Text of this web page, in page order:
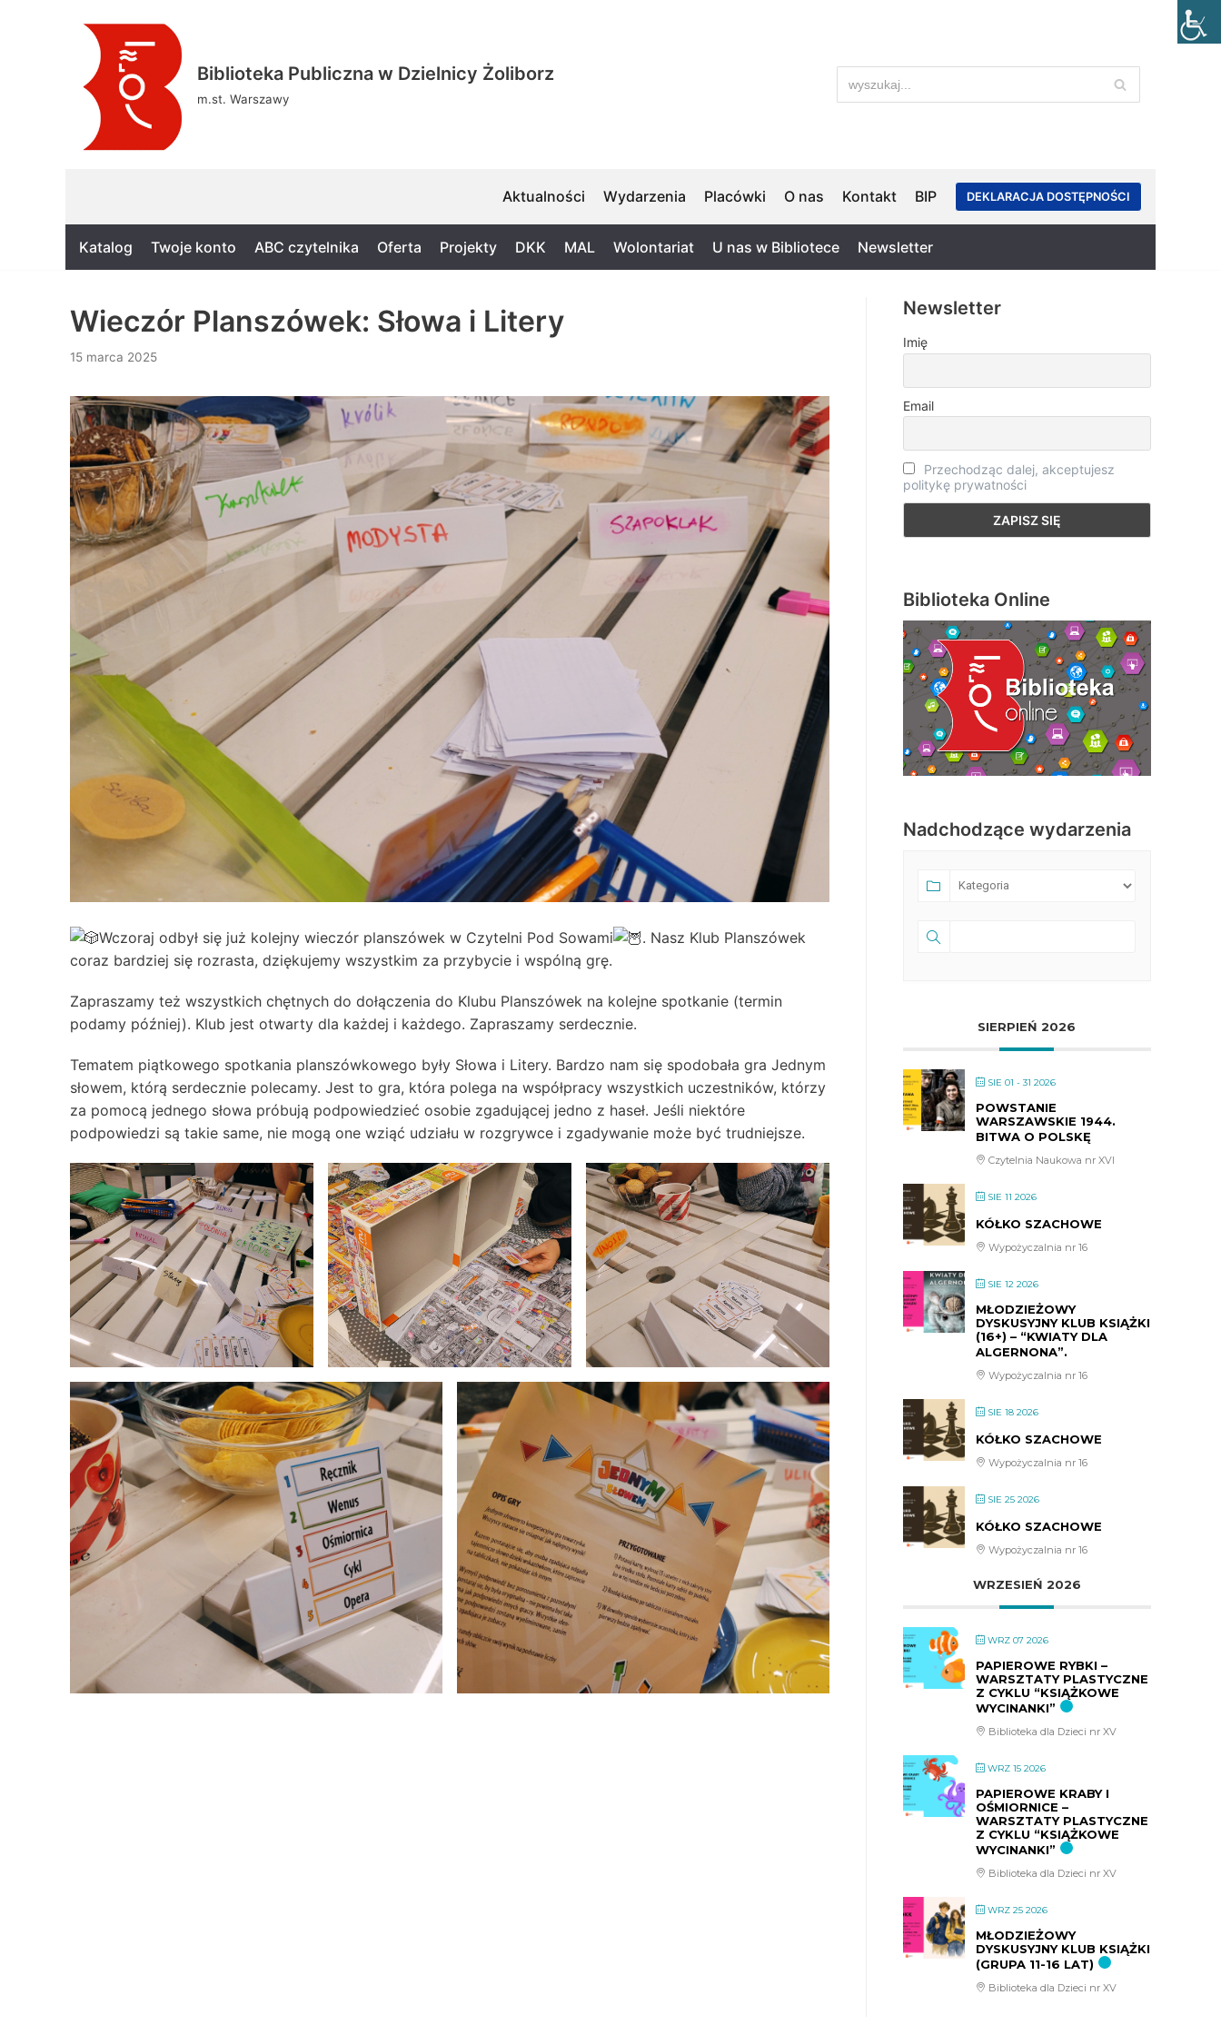
Biblioteka Publiczna w Dzielnicy Żoliborz
m.st. Warszawy
Aktualności Wydarzenia Placówki O nas Kontakt BIP DEKLARACJA DOSTĘPNOŚCI
Katalog Twoje konto ABC czytelnika Oferta Projekty DKK MAL Wolontariat U nas w Bibliotece Newsletter
Wieczór Planszówek: Słowa i Litery
15 marca 2025
Wczoraj odbył się już kolejny wieczór planszówek w Czytelni Pod Sowami
. Nasz Klub Planszówek
coraz bardziej się rozrasta, dziękujemy wszystkim za przybycie i wspólną grę.
Zapraszamy też wszystkich chętnych do dołączenia do Klubu Planszówek na kolejne spotkanie (termin
podamy później). Klub jest otwarty dla każdej i każdego. Zapraszamy serdecznie.
Tematem piątkowego spotkania planszówkowego były Słowa i Litery. Bardzo nam się spodobała gra Jednym
słowem, którą serdecznie polecamy. Jest to gra, która polega na współpracy wszystkich uczestników, którzy
za pomocą jednego słowa próbują podpowiedzieć osobie zgadującej jedno z haseł. Jeśli niektóre
podpowiedzi są takie same, nie mogą one wziąć udziału w rozgrywce i zgadywanie może być trudniejsze.
Newsletter
Imię
Email
Przechodząc dalej, akceptujesz
politykę prywatności
Biblioteka Online
Nadchodzące wydarzenia
SIERPIEŃ 2026
SIE 01 - 31 2026
POWSTANIE
WARSZAWSKIE 1944.
BITWA O POLSKĘ
Czytelnia Naukowa nr XVI
SIE 11 2026
KÓŁKO SZACHOWE
Wypożyczalnia nr 16
SIE 12 2026
MŁODZIEŻOWY
DYSKUSYJNY KLUB KSIĄŻKI
(16+) – “KWIATY DLA
ALGERNONA”.
Wypożyczalnia nr 16
SIE 18 2026
KÓŁKO SZACHOWE
Wypożyczalnia nr 16
SIE 25 2026
KÓŁKO SZACHOWE
Wypożyczalnia nr 16
WRZESIEŃ 2026
WRZ 07 2026
PAPIEROWE RYBKI –
WARSZTATY PLASTYCZNE
Z CYKLU “KSIĄŻKOWE
WYCINANKI”
Biblioteka dla Dzieci nr XV
WRZ 15 2026
PAPIEROWE KRABY I
OŚMIORNICE –
WARSZTATY PLASTYCZNE
Z CYKLU “KSIĄŻKOWE
WYCINANKI”
Biblioteka dla Dzieci nr XV
WRZ 25 2026
MŁODZIEŻOWY
DYSKUSYJNY KLUB KSIĄŻKI
(GRUPA 11-16 LAT)
Biblioteka dla Dzieci nr XV